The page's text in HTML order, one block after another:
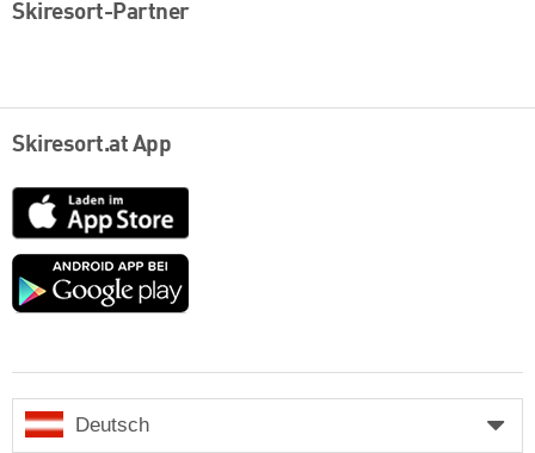
Skiresort-Partner
Skiresort.at App
App
Store
Google
Deutsch